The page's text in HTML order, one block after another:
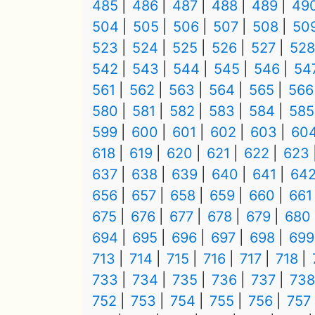
485 486 487 488 489
504
505 506 507 508
523
524 525 526 527
528
542
543 544 545 546
561
562 563 564 565
566
580
581 582 583 584
585
599
600 601 602 603
618
619 620 621 622
623
637
638 639 640 641
656
657 658 659 660
661
675
676 677 678 679
680
694
695 696 697 698
699
713
714 715 716 717 718
733
734 735 736 737
738
752
753 754 755 756
757